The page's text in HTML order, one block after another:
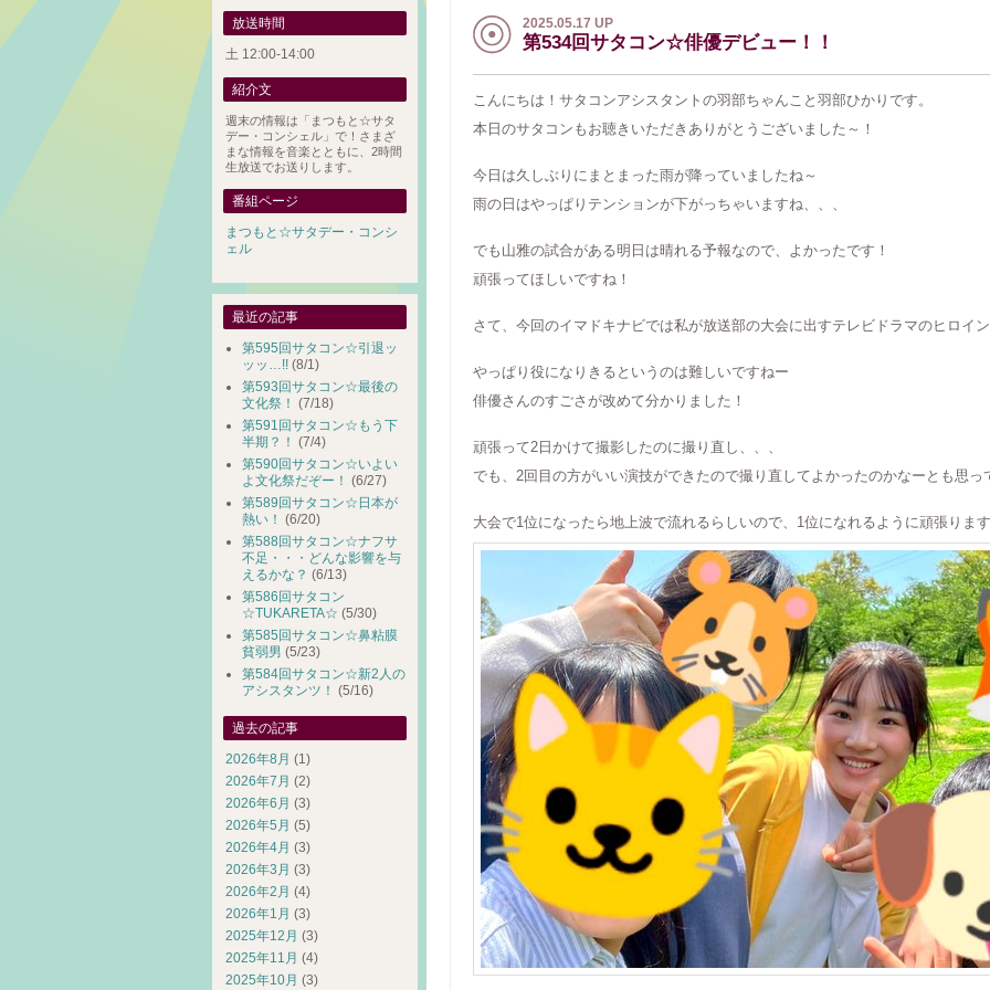
2025.05.17 UP
第534回サタコン☆俳優デビュー！！
こんにちは！サタコンアシスタントの羽部ちゃんこと羽部ひかりです。
本日のサタコンもお聴きいただきありがとうございました～！
今日は久しぶりにまとまった雨が降っていましたね～
雨の日はやっぱりテンションが下がっちゃいますね、、、
でも山雅の試合がある明日は晴れる予報なので、よかったです！
頑張ってほしいですね！
さて、今回のイマドキナビでは私が放送部の大会に出すテレビドラマのヒロイ
やっぱり役になりきるというのは難しいですねー
俳優さんのすごさが改めて分かりました！
頑張って2日かけて撮影したのに撮り直し、、、
でも、2回目の方がいい演技ができたので撮り直してよかったのかなーとも思っ
大会で1位になったら地上波で流れるらしいので、1位になれるように頑張りま
放送時間
土 12:00-14:00
紹介文
週末の情報は「まつもと☆サタ
デー・コンシェル」で！さまざ
まな情報を音楽とともに、2時間
生放送でお送りします。
番組ページ
まつもと☆サタデー・コンシ
ェル
最近の記事
第595回サタコン☆引退ッ
ッッ…!! (8/1)
第593回サタコン☆最後の
文化祭！ (7/18)
第591回サタコン☆もう下
半期？！ (7/4)
第590回サタコン☆いよい
よ文化祭だぞー！ (6/27)
第589回サタコン☆日本が
熱い！ (6/20)
第588回サタコン☆ナフサ
不足・・・どんな影響を与
えるかな？ (6/13)
第586回サタコン
☆TUKARETA☆ (5/30)
第585回サタコン☆鼻粘膜
貧弱男 (5/23)
第584回サタコン☆新2人の
アシスタンツ！ (5/16)
過去の記事
2026年8月 (1)
2026年7月 (2)
2026年6月 (3)
2026年5月 (5)
2026年4月 (3)
2026年3月 (3)
2026年2月 (4)
2026年1月 (3)
2025年12月 (3)
2025年11月 (4)
2025年10月 (3)